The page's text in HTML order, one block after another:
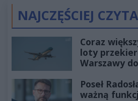
NAJCZĘŚCIEJ
Coraz
loty
Warszawy
Poseł
ważną